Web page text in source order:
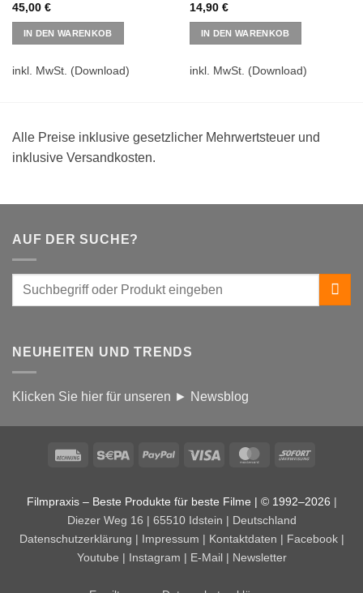
45,00 €
IN DEN WARENKOB
inkl. MwSt. (Download)
14,90 €
IN DEN WARENKOB
inkl. MwSt. (Download)
Alle Preise inklusive gesetzlicher Mehrwertsteuer und
inklusive Versandkosten.
AUF DER SUCHE?
NEUHEITEN UND TRENDS
Klicken Sie hier für unseren ► Newsblog
Rechung Sepa PayPal Visa MasterCardSofort
Filmpraxis – Beste Produkte für beste Filme | © 1992–2026 |
Diezer Weg 16 | 65510 Idstein | Deutschland
Datenschutzerklärung | Impressum | Kontaktdaten | Facebook|
Youtube | Instagram | E-Mail| Newsletter